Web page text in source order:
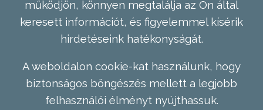
működjön, könnyen megtalálja az Ön által
keresett információt, és figyelemmel kísérik
hirdetéseink hatékonyságát.
A weboldalon cookie-kat használunk, hogy
biztonságos böngészés mellett a legjobb
felhasználói élményt nyújthassuk.